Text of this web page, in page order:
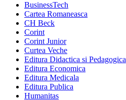
BusinessTech
Cartea Romaneasca
CH Beck
Corint
Corint Junior
Curtea Veche
Editura Didactica si Pedagogica
Editura Economica
Editura Medicala
Editura Publica
Humanitas